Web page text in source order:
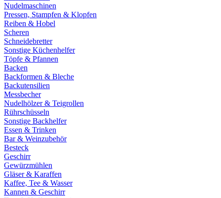
Nudelmaschinen
Pressen, Stampfen & Klopfen
Reiben & Hobel
Scheren
Schneidebretter
Sonstige Küchenhelfer
Töpfe & Pfannen
Backen
Backformen & Bleche
Backutensilien
Messbecher
Nudelhölzer & Teigrollen
Rührschüsseln
Sonstige Backhelfer
Essen & Trinken
Bar & Weinzubehör
Besteck
Geschirr
Gewürzmühlen
Gläser & Karaffen
Kaffee, Tee & Wasser
Kannen & Geschirr